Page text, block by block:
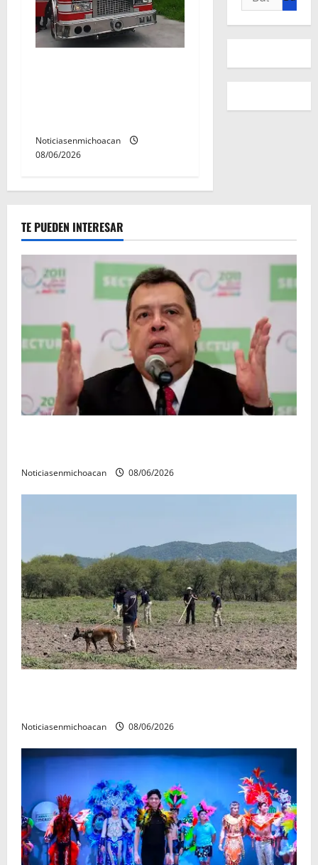
Noticiasenmichoacan
08/06/2026
TE PUEDEN INTERESAR
Noticiasenmichoacan 08/06/2026
Noticiasenmichoacan 08/06/2026